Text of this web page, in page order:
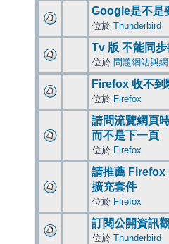
Google是不是
位於 Thunderbird
Tv 版 不能同
位於 問題網站與
Firefox 收不到
位於 Firefox
請問流覽網頁
而不是下一頁
位於 Firefox
請推薦 Firefox
擴充套件
位於 Firefox
訂閱公開資訊
位於 Thunderbird